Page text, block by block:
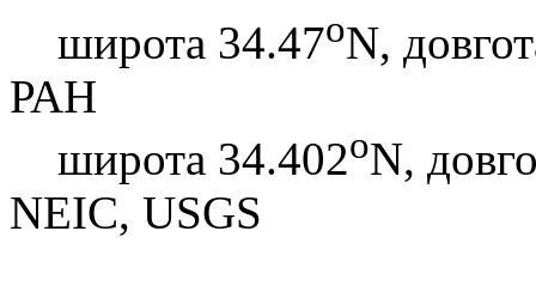
широта 34.47oN,
РАН
широта 34.402oN,
NEIC, USGS